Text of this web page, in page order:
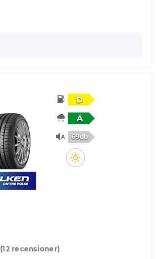
D
A
69db
(12 recensioner)